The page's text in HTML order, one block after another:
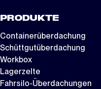
PRODUKTE
Containerüberdachung
Schüttgutüberdachung
Workbox
Lagerzelte
Fahrsilo-Überdachungen